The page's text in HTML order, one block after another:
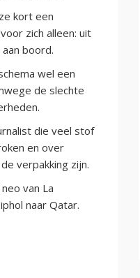
kort een
zich alleen: uit
boord.
wel een
de slechte
die veel stof
en over
verpakking zijn.
van La
naar Qatar.